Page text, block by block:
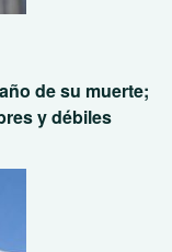
de su muerte;
y débiles